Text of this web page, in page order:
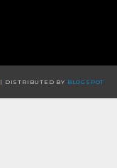
| DISTRIBUTED BY BLOGSPOT